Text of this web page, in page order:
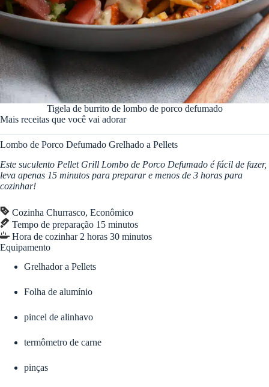
Tigela de burrito de lombo de porco defumado
Mais receitas que você vai adorar
Lombo de Porco Defumado Grelhado a Pellets
Este suculento Pellet Grill Lombo de Porco Defumado é fácil de fazer,
leva apenas 15 minutos para preparar e menos de 3 horas para
cozinhar!
Cozinha Churrasco, Econômico
Tempo de preparação 15minutos
minutos
Hora de cozinhar 2 horas
horas 30minutos
minutos
Equipamento
Grelhador a Pellets
Folha de alumínio
pincel de alinhavo
termômetro de carne
pinças